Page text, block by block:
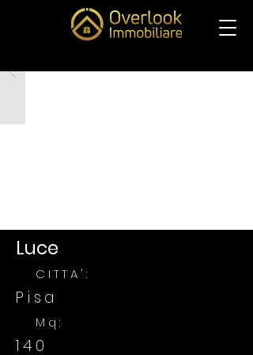
Luce
CITTA':
Pisa
Mq:
140